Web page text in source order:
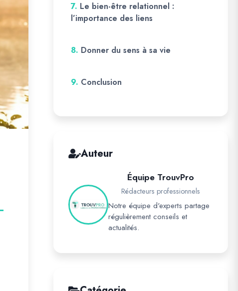
7. Le bien-être relationnel :
l’importance des liens
8. Donner du sens à sa vie
9. Conclusion
Auteur
Équipe TrouvPro
Rédacteurs professionnels
Notre équipe d'experts partage
régulièrement conseils et
actualités.